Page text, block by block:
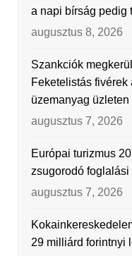
a napi bírság pedig
augusztus 8, 2026
Szankciók
Feketelistás
üzemanyag üzleten
augusztus 7, 2026
Európai turizmus
zsugorodó foglalási
augusztus 7, 2026
29 milliárd forintnyi